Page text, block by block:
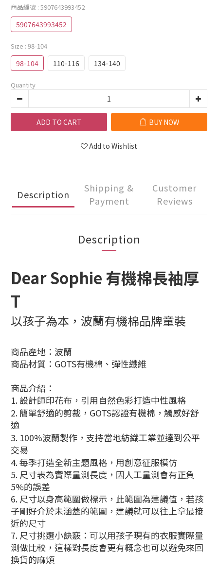
商品編號 : 5907643993452
5907643993452
Size : 98-104
98-104 110-116 134-140
Quantity
ADD TO CART BUY NOW
Add to Wishlist
Description
Shipping &
Payment
Customer
Reviews
Description
Dear Sophie 有機棉長袖厚
T
以孩子為本，波蘭有機棉品牌童裝
商品產地：波蘭
商品材質：GOTS有機棉、彈性纖維
商品介紹：
1.設計師印花布，引用自然色彩打造中性風格
2.簡單舒適的剪裁， GOTS認證有機棉，觸感好舒
適
3. 100%波蘭製作，支持當地紡織工業並達到公平
交易
4.每季打造全新主題風格，用創意征服模仿
5. 尺寸表為實際量測長度，因人工量測會有正負
5%的誤差
6. 尺寸以身高範圍做標示，此範圍為建議值，若孩
子剛好介於未涵蓋的範圍，建議就可以往上拿最接
近的尺寸
7. 尺寸挑選小訣竅：可以用孩子現有的衣服實際量
測做比較，這樣對長度會更有概念也可以避免來回
換貨的麻煩